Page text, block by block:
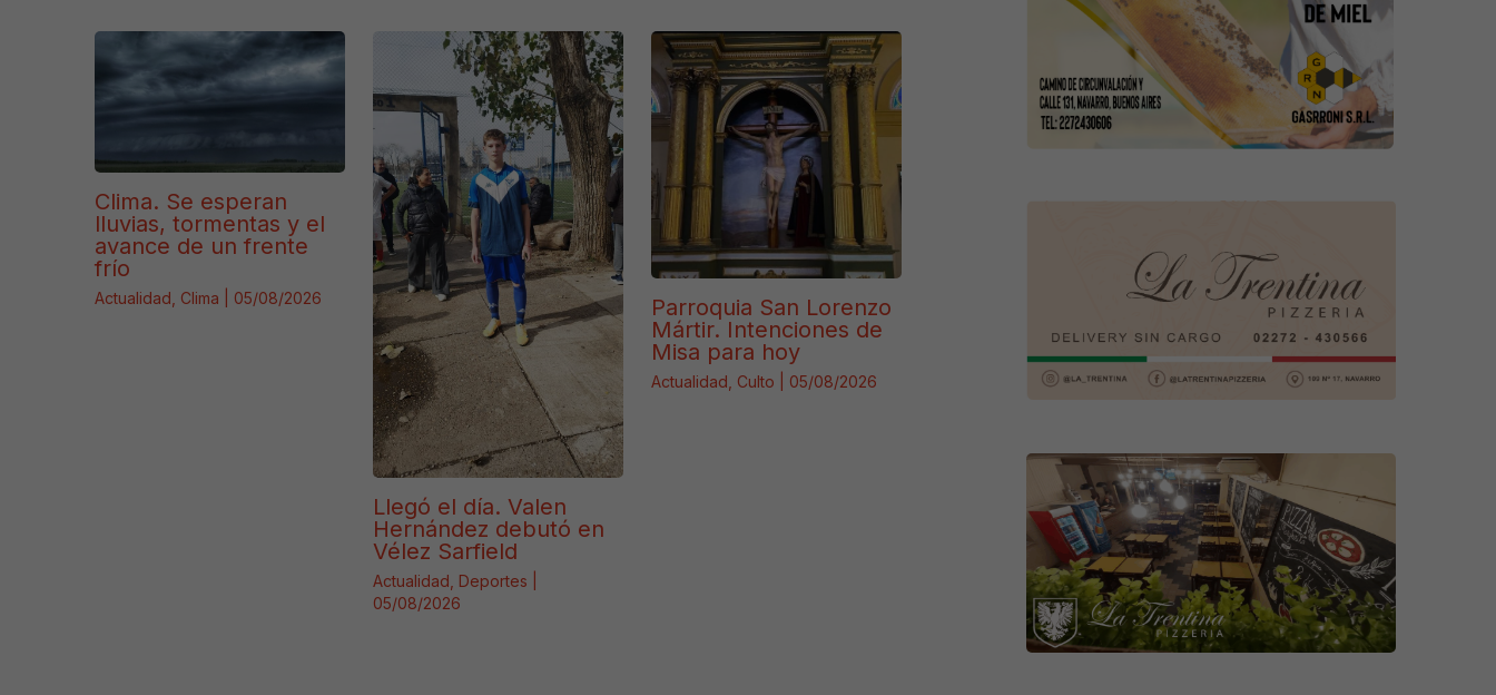
Clima. Se esperan
lluvias, tormentas y el
avance de un frente
frío
Actualidad Clima 05/08/2026
Llegó el día. Valen
Hernández debutó en
Vélez Sarfield
Actualidad Deportes
05/08/2026
Parroquia San Lorenzo
Mártir. Intenciones de
Misa para hoy
Actualidad Culto 05/08/2026